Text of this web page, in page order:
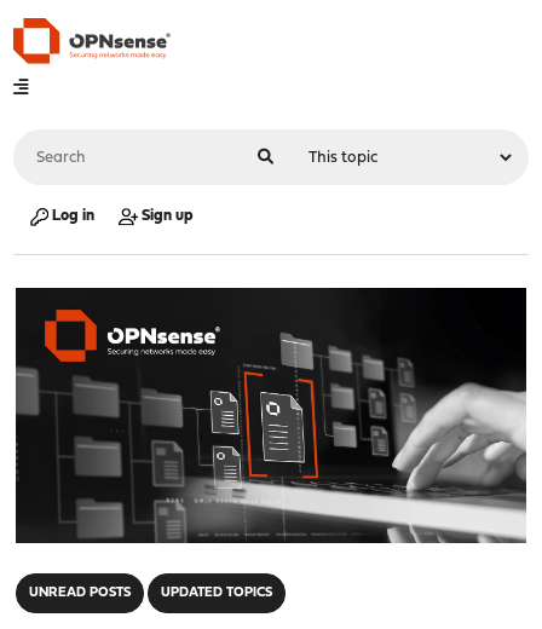
Log in Sign up
UNREAD POSTS UPDATED TOPICS